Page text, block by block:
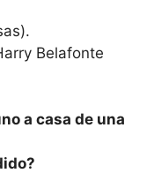
Belafonte
a casa de una